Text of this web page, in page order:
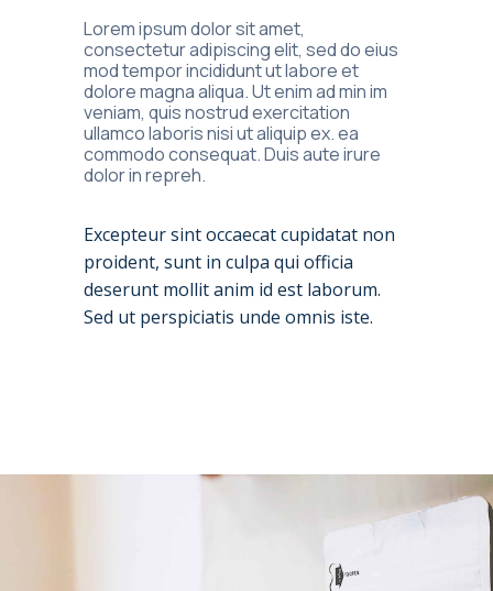
Lorem ipsum dolor sit amet,
consectetur adipiscing elit, sed do eius
mod tempor incididunt ut labore et
dolore magna aliqua. Ut enim ad min im
veniam, quis nostrud exercitation
ullamco laboris nisi ut aliquip ex. ea
commodo consequat. Duis aute irure
dolor in repreh.
Excepteur sint occaecat cupidatat non
proident, sunt in culpa qui officia
deserunt mollit anim id est laborum.
Sed ut perspiciatis unde omnis iste.